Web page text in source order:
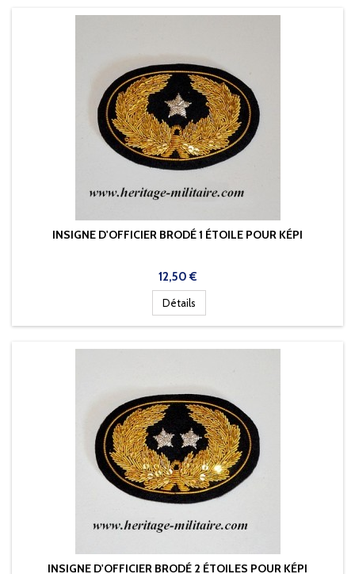
INSIGNE D'OFFICIER BRODÉ 1 ÉTOILE POUR KÉPI
Prix
12,50 €
Détails
INSIGNE D'OFFICIER BRODÉ 2 ÉTOILES POUR KÉPI